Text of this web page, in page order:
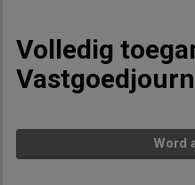
Volledig
Word